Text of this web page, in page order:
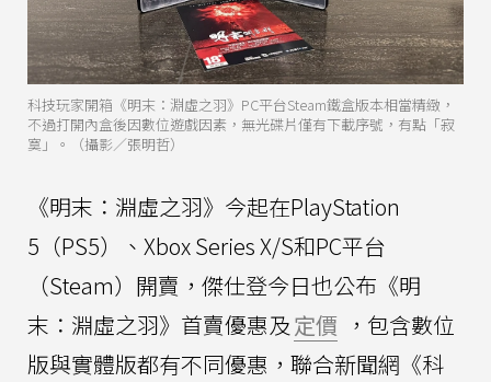
科技玩家開箱《明末：淵虛之羽》PC平台Steam鐵盒版本相當精緻，
不過打開內盒後因數位遊戲因素，無光碟片僅有下載序號，有點「寂
寞」。（攝影／張明哲）
《明末：淵虛之羽》今起在PlayStation
5（PS5）、Xbox Series X/S和PC平台
（Steam）開賣，傑仕登今日也公布《明
末：淵虛之羽》首賣優惠及定價 ，包含數位
版與實體版都有不同優惠，聯合新聞網《科